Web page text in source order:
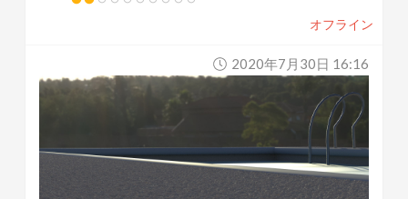
オフライン
2020年7月30日 16:16